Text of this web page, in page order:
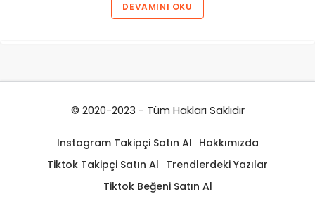
DEVAMINI OKU
© 2020-2023 - Tüm Hakları Saklıdır
Instagram Takipçi Satın Al Hakkımızda
Tiktok Takipçi Satın Al Trendlerdeki Yazılar
Tiktok Beğeni Satın Al